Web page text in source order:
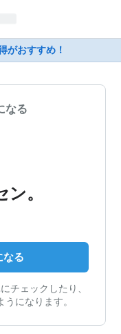
がおすすめ！
なる
。
なる
チェックしたり、
になります。